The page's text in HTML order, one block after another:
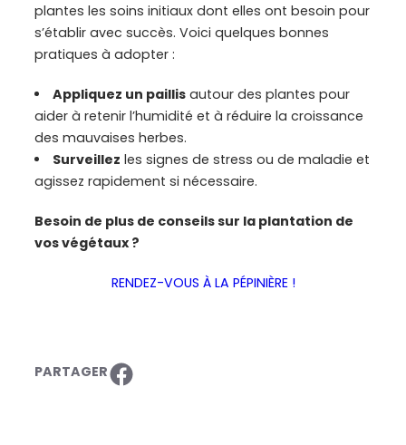
plantes les soins initiaux dont elles ont besoin pour
s’établir avec succès. Voici quelques bonnes
pratiques à adopter :
Appliquez un paillis autour des plantes pour
aider à retenir l’humidité et à réduire la croissance
des mauvaises herbes.
Surveillez les signes de stress ou de maladie et
agissez rapidement si nécessaire.
Besoin de plus de conseils sur la plantation de
vos végétaux ?
RENDEZ-VOUS À LA PÉPINIÈRE !
PARTAGERPartager sur Facebook